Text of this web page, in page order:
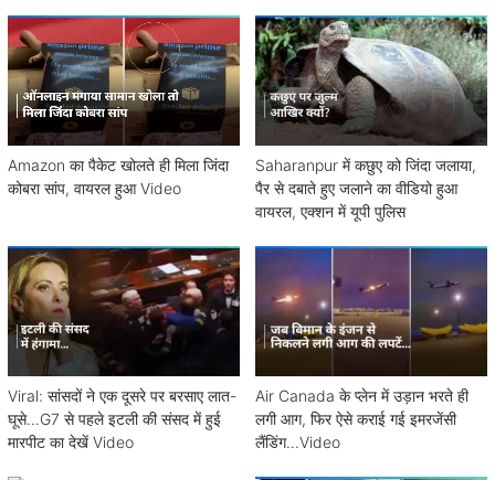
Amazon का पैकेट खोलते ही मिला जिंदा
कोबरा सांप, वायरल हुआ Video
Saharanpur में कछुए को जिंदा जलाया,
पैर से दबाते हुए जलाने का वीडियो हुआ
वायरल, एक्शन में यूपी पुलिस
Viral: सांसदों ने एक दूसरे पर बरसाए लात-
घूसे...G7 से पहले इटली की संसद में हुई
मारपीट का देखें Video
Air Canada के प्लेन में उड़ान भरते ही
लगी आग, फिर ऐसे कराई गई इमरजेंसी
लैंडिंग...Video